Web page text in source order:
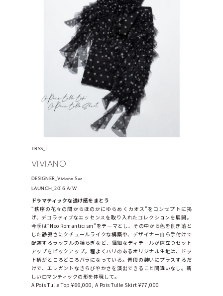
TBSS_1
VIVIANO
DESIGNER_Viviano Sue
LAUNCH_2016 A/W
ドラマティックな透け感をまとう
“秩序の花々の間からほのかにゆらめくカオス”をコンセプトに掲
げ、デコラティブなエッセンスを取り入れたコレクションを展開。
今季は“Neo Romanticism”をテーマとし、その中から色を削ぎ落と
した静寂さにクチュールライクな構築や、デザイナー自ら手付けで
配置するラッフルの揺らぎなど、繊細なディテールが際立つセット
アップをピックアップ。程よくハリのあるオリジナル生地は、ドッ
ト柄がところどころバラになっている。普段の装いにプラスするだ
けで、エレガントなきらびやかさを演出できること間違いなし。新
しいロマンティックの形を体現して。
A Pois Tulle Top ¥66,000, A Pois Tulle Skirt ¥77,000